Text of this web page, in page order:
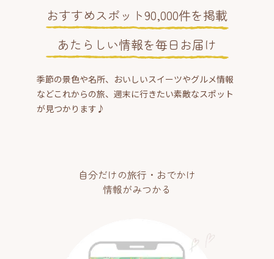
おすすめスポット90,000件を掲載
あたらしい情報を毎日お届け
季節の景色や名所、おいしいスイーツやグルメ情報
などこれからの旅、週末に行きたい素敵なスポット
が見つかります♪
自分だけの旅行・おでかけ
情報がみつかる